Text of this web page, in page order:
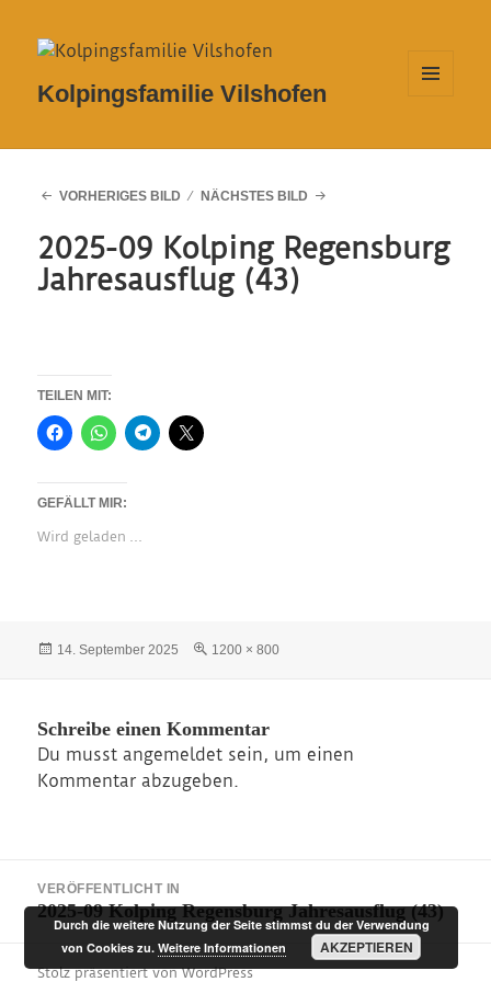
Kolpingsfamilie Vilshofen
VORHERIGES BILD NÄCHSTES BILD
2025-09 Kolping Regensburg
Jahresausflug (43)
TEILEN MIT:
GEFÄLLT MIR:
Wird geladen …
Veröffentlicht
14. September 2025 Originalgröße
1200 × 800
Schreibe einen Kommentar
Du musstangemeldet sein, um einen
Kommentar abzugeben.
VERÖFFENTLICHT IN
2025-09 Kolping Regensburg Jahresausflug (43)
Stolz präsentiert von WordPress
Durch die weitere Nutzung der Seite stimmst du der Verwendung
von Cookies zu.Weitere Informationen AKZEPTIEREN